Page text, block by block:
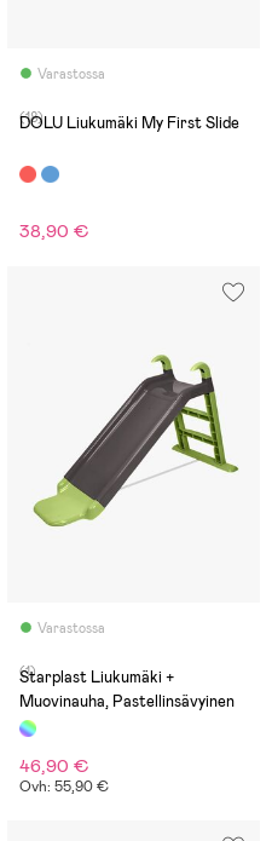
Varastossa
(18)
DOLU Liukumäki My First Slide
38,90 €
Varastossa
(1)
Starplast Liukumäki +
Muovinauha, Pastellinsävyinen
46,90 €
Ovh: 55,90 €